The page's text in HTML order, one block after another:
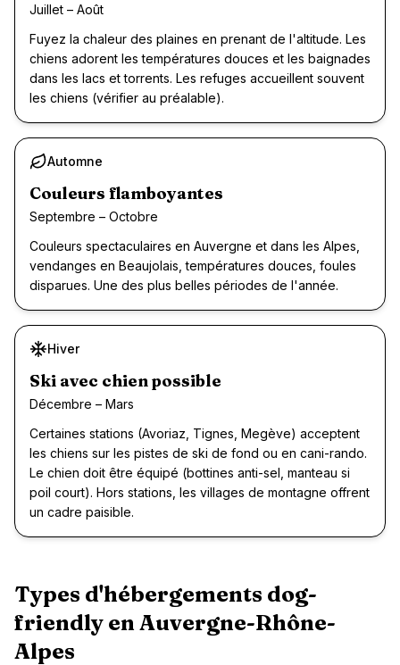
Juillet – Août
Fuyez la chaleur des plaines en prenant de l'altitude. Les
chiens adorent les températures douces et les baignades
dans les lacs et torrents. Les refuges accueillent souvent
les chiens (vérifier au préalable).
Automne
Couleurs flamboyantes
Septembre – Octobre
Couleurs spectaculaires en Auvergne et dans les Alpes,
vendanges en Beaujolais, températures douces, foules
disparues. Une des plus belles périodes de l'année.
Hiver
Ski avec chien possible
Décembre – Mars
Certaines stations (Avoriaz, Tignes, Megève) acceptent
les chiens sur les pistes de ski de fond ou en cani-rando.
Le chien doit être équipé (bottines anti-sel, manteau si
poil court). Hors stations, les villages de montagne offrent
un cadre paisible.
Types d'hébergements dog-
friendly en Auvergne-Rhône-
Alpes